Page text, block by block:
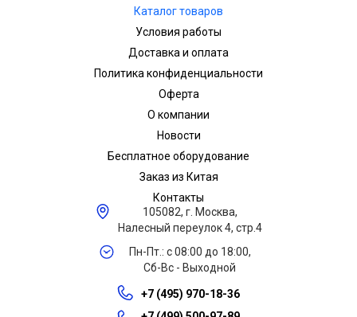
Каталог товаров
Условия работы
Доставка и оплата
Политика конфиденциальности
Оферта
О компании
Новости
Бесплатное оборудование
Заказ из Китая
Контакты
105082, г. Москва,
Налесный переулок 4, стр.4
Пн-Пт.: с 08:00 до 18:00,
Сб-Вс - Выходной
+7 (495) 970-18-36